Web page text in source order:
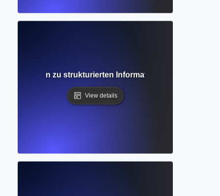
Leitfaden zu strukturierten Informationssystemen für
View details